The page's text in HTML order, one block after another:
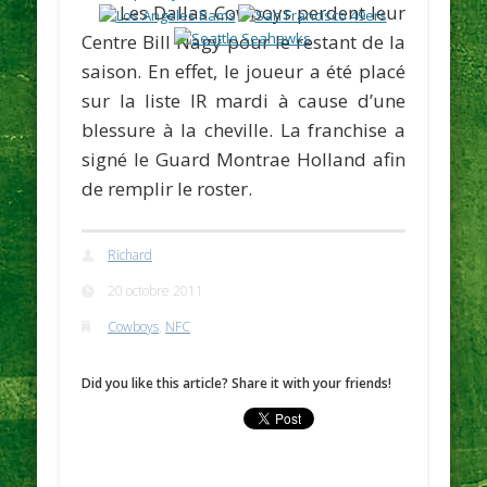
Les Dallas Cowboys perdent leur
Centre Bill Nagypour le restant de la
saison. En effet, le joueur a été placé
sur la liste IR mardi à cause d’une
blessure à la cheville. La franchise a
signé le Guard Montrae Holland afin
de remplir le roster.
Richard
20 octobre 2011
Cowboys, NFC
Did you like this article? Share it with your friends!